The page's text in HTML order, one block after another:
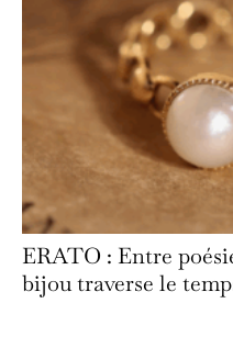
ERATO : Entre
bijou traverse le